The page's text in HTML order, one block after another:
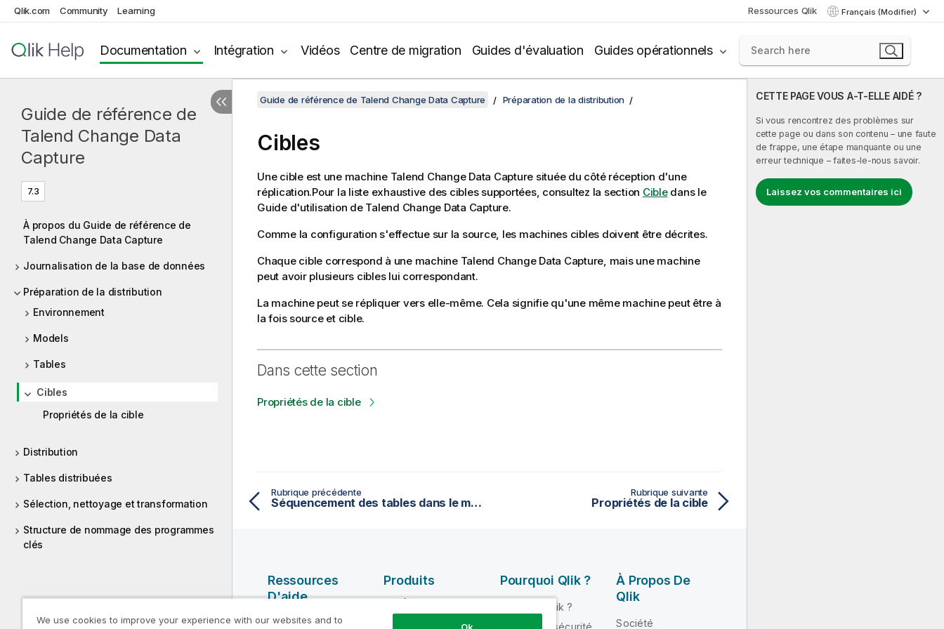
Qlik.com Community Learning Ressources Qlik Français (Modifier)
Documentation Intégration Vidéos Centre de migration Guides d'évaluation Guides opérationnels
Guide de référence de
Talend Change Data
Capture
7.3
À propos du Guide de référence de
Talend Change Data Capture
Journalisation de la base de données
Préparation de la distribution
Environnement
Models
Tables
Cibles
Propriétés de la cible
Distribution
Tables distribuées
Sélection, nettoyage et transformation
Structure de nommage des programmes
clés
CETTE PAGE VOUS A-T-ELLE AIDÉ ?
Si vous rencontrez des problèmes sur
cette page ou dans son contenu – une faute
de frappe, une étape manquante ou une
erreur technique – faites-le-nous savoir.
Laissez vos commentaires ici
Guide de référence de Talend Change Data Capture Préparation de la distribution
Cibles
Une cible est une machine Talend Change Data Capture située du côté réception d'une
réplication.Pour la liste exhaustive des cibles supportées, consultez la section Cibledans le
Guide d'utilisation de Talend Change Data Capture.
Comme la configuration s'effectue sur la source, les machines cibles doivent être décrites.
Chaque cible correspond à une machine Talend Change Data Capture, mais une machine
peut avoir plusieurs cibles lui correspondant.
La machine peut se répliquer vers elle-même. Cela signifie qu'une même machine peut être à
la fois source et cible.
Dans cette section
Propriétés de la cible
Rubrique précédente
Séquencement des tables dans le modèle
Rubrique suivante
Propriétés de la cible
Ressources
D'aide
Vidéos Qlik Help
Produits
QUALITÉ DE
Pourquoi Qlik ?
Pourquoi Qlik ?
Fiabilité et sécurité
À Propos De
Qlik
Société
We use cookies to improve your experience with our websites and to